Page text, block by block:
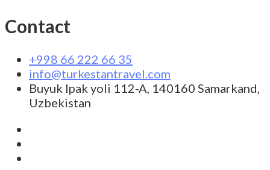
Contact
+998 66 222 66 35
info@turkestantravel.com
Buyuk Ipak yoli 112-A, 140160 Samarkand,
Uzbekistan